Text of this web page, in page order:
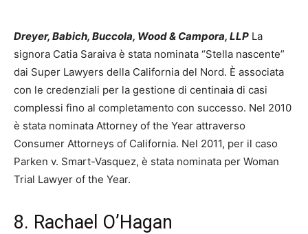
Dreyer, Babich, Buccola, Wood & Campora, LLP La
signora Catia Saraiva è stata nominata “Stella nascente”
dai Super Lawyers della California del Nord. È associata
con le credenziali per la gestione di centinaia di casi
complessi fino al completamento con successo. Nel 2010
è stata nominata Attorney of the Year attraverso
Consumer Attorneys of California. Nel 2011, per il caso
Parken v. Smart-Vasquez, è stata nominata per Woman
Trial Lawyer of the Year.
8. Rachael O’Hagan